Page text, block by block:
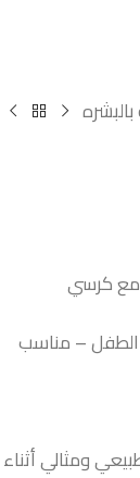
مع كرسي
الطفل – مناسب
ومثالي أثناء